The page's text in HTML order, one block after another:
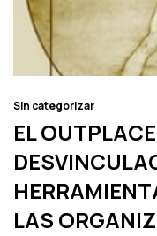
Sin categorizar
EL
LAS